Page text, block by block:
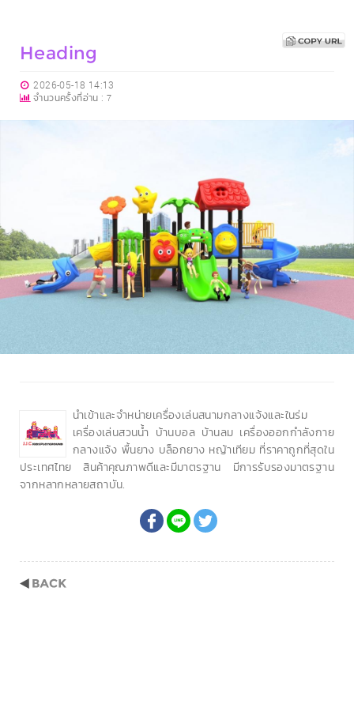
Heading
2026-05-18 14:13
จำนวนครั้งที่อ่าน : 7
นำเข้าและจำหน่ายเครื่องเล่นสนามกลางแจ้งและในร่ม
เครื่องเล่นสวนน้ำ บ้านบอล บ้านลม เครื่องออกกำลังกาย
กลางแจ้ง พื้นยาง บล็อกยาง หญ้าเทียม ที่ราคาถูกที่สุดใน
ประเทศไทย สินค้าคุณภาพดีและมีมาตรฐาน มีการรับรองมาตรฐาน
จากหลากหลายสถาบัน.